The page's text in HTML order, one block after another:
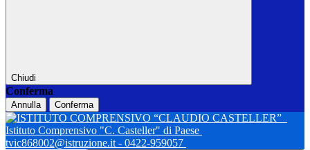
Chiudi
Conferma
Annulla Conferma
Istituto Comprensivo "C. Casteller" di Paese
tvic868002@istruzione.it - 0422-959057